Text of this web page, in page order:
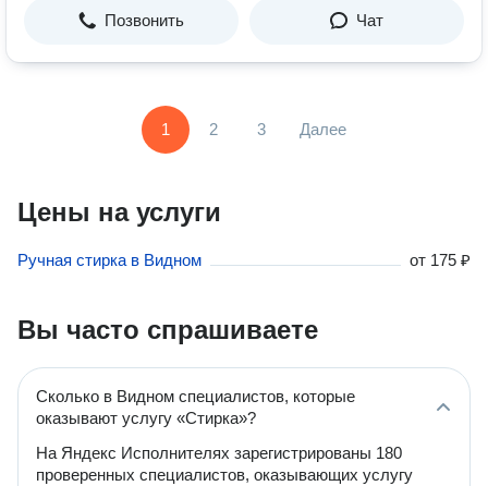
Позвонить Чат
1 2 3 Далее
Цены на услуги
Ручная стирка в Видном от 175 ₽
Вы часто спрашиваете
Сколько в Видном специалистов, которые
оказывают услугу «Стирка»?
На Яндекс Исполнителях зарегистрированы 180
проверенных специалистов, оказывающих услугу